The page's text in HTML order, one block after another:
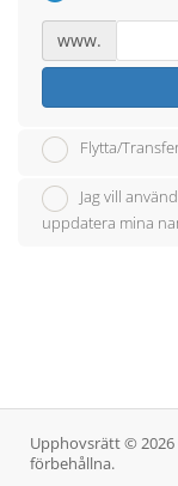
www.
Flytta/
Jag vill
uppdatera mina
Upphovsrätt © 2026
förbehållna.